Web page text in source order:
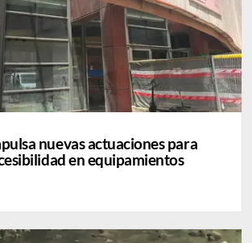
nuevas actuaciones para
en equipamientos